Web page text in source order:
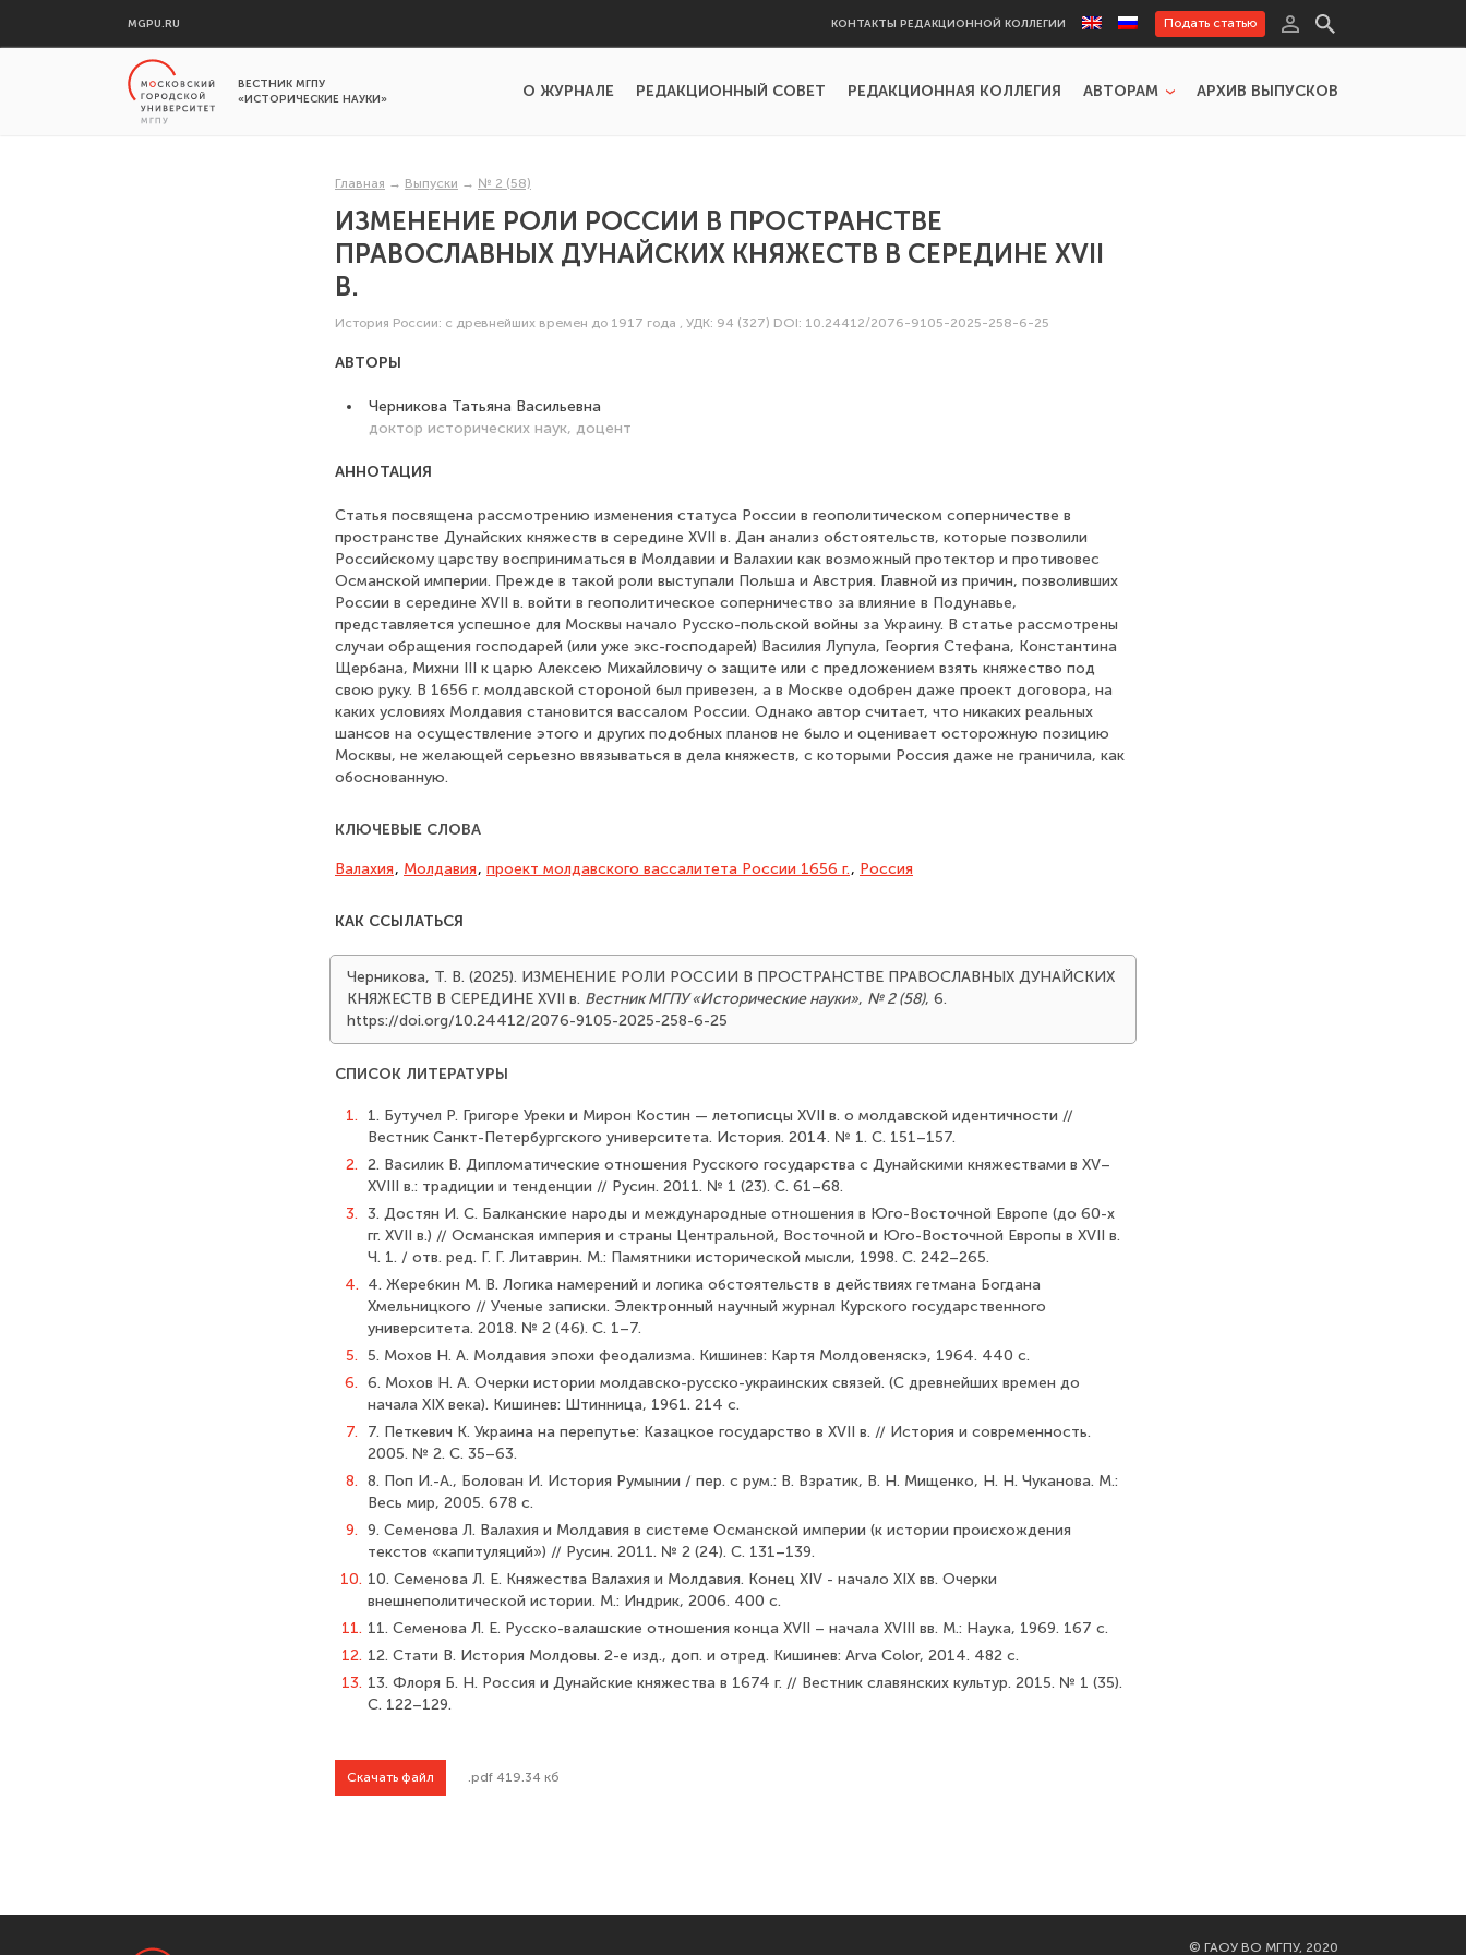
MGPU.RU КОНТАКТЫ РЕДАКЦИОННОЙ КОЛЛЕГИИ Подать статью
ВЕСТНИК МГПУ
«ИСТОРИЧЕСКИЕ НАУКИ»
О ЖУРНАЛЕ РЕДАКЦИОННЫЙ СОВЕТ РЕДАКЦИОННАЯ КОЛЛЕГИЯ АВТОРАМ АРХИВ ВЫПУСКОВ
Главная → Выпуски → № 2 (58)
ИЗМЕНЕНИЕ РОЛИ РОССИИ В ПРОСТРАНСТВЕ
ПРАВОСЛАВНЫХ ДУНАЙСКИХ КНЯЖЕСТВ В СЕРЕДИНЕ XVII
В.
История России: с древнейших времен до 1917 года , УДК: 94 (327) DOI: 10.24412/2076-9105-2025-258-6-25
АВТОРЫ
Черникова Татьяна Васильевна
доктор исторических наук, доцент
АННОТАЦИЯ
Статья посвящена рассмотрению изменения статуса России в геополитическом соперничестве в
пространстве Дунайских княжеств в середине XVII в. Дан анализ обстоятельств, которые позволили
Российскому царству восприниматься в Молдавии и Валахии как возможный протектор и противовес
Османской империи. Прежде в такой роли выступали Польша и Австрия. Главной из причин, позволивших
России в середине XVII в. войти в геополитическое соперничество за влияние в Подунавье,
представляется успешное для Москвы начало Русско-польской войны за Украину. В статье рассмотрены
случаи обращения господарей (или уже экс-господарей) Василия Лупула, Георгия Стефана, Константина
Щербана, Михни III к царю Алексею Михайловичу о защите или с предложением взять княжество под
свою руку. В 1656 г. молдавской стороной был привезен, а в Москве одобрен даже проект договора, на
каких условиях Молдавия становится вассалом России. Однако автор считает, что никаких реальных
шансов на осуществление этого и других подобных планов не было и оценивает осторожную позицию
Москвы, не желающей серьезно ввязываться в дела княжеств, с которыми Россия даже не граничила, как
обоснованную.
КЛЮЧЕВЫЕ СЛОВА
Валахия, Молдавия, проект молдавского вассалитета России 1656 г., Россия
КАК ССЫЛАТЬСЯ
Черникова, Т. В. (2025). ИЗМЕНЕНИЕ РОЛИ РОССИИ В ПРОСТРАНСТВЕ ПРАВОСЛАВНЫХ ДУНАЙСКИХ
КНЯЖЕСТВ В СЕРЕДИНЕ XVII в. Вестник МГПУ «Исторические науки», № 2 (58), 6.
https://doi.org/10.24412/2076-9105-2025-258-6-25
СПИСОК ЛИТЕРАТУРЫ
1.
1. Бутучел Р. Григоре Уреки и Мирон Костин — летописцы XVII в. о молдавской идентичности //
Вестник Санкт-Петербургского университета. История. 2014. № 1. С. 151–157.
2. 2. Василик В. Дипломатические отношения Русского государства с Дунайскими княжествами в XV–
XVIII в.: традиции и тенденции // Русин. 2011. № 1 (23). С. 61–68.
3. 3. Достян И. С. Балканские народы и международные отношения в Юго-Восточной Европе (до 60-х
гг. ХVII в.) // Османская империя и страны Центральной, Восточной и Юго-Восточной Европы в XVII в.
Ч. 1. / отв. ред. Г. Г. Литаврин. М.: Памятники исторической мысли, 1998. С. 242–265.
4. 4. Жеребкин М. В. Логика намерений и логика обстоятельств в действиях гетмана Богдана
Хмельницкого // Ученые записки. Электронный научный журнал Курского государственного
университета. 2018. № 2 (46). С. 1–7.
5. 5. Мохов Н. А. Молдавия эпохи феодализма. Кишинев: Картя Молдовеняскэ, 1964. 440 с.
6. 6. Мохов Н. А. Очерки истории молдавско-русско-украинских связей. (С древнейших времен до
начала XIX века). Кишинев: Штинница, 1961. 214 с.
7.
7. Петкевич К. Украина на перепутье: Казацкое государство в XVII в. // История и современность.
2005. № 2. С. 35–63.
8. 8. Поп И.-А., Болован И. История Румынии / пер. с рум.: В. Взратик, В. Н. Мищенко, Н. Н. Чуканова. М.:
Весь мир, 2005. 678 с.
9. 9. Семенова Л. Валахия и Молдавия в системе Османской империи (к истории происхождения
текстов «капитуляций») // Русин. 2011. № 2 (24). С. 131–139.
10. 10. Семенова Л. Е. Княжества Валахия и Молдавия. Конец XIV - начало XIX вв. Очерки
внешнеполитической истории. М.: Индрик, 2006. 400 с.
11. 11. Семенова Л. Е. Русско-валашские отношения конца XVII – начала XVIII вв. М.: Наука, 1969. 167 с.
12. 12. Стати В. История Молдовы. 2-е изд., доп. и отред. Кишинев: Arva Color, 2014. 482 с.
13. 13. Флоря Б. Н. Россия и Дунайские княжества в 1674 г. // Вестник славянских культур. 2015. № 1 (35).
С. 122–129.
Скачать файл .pdf 419.34 кб
© ГАОУ ВО МГПУ, 2020